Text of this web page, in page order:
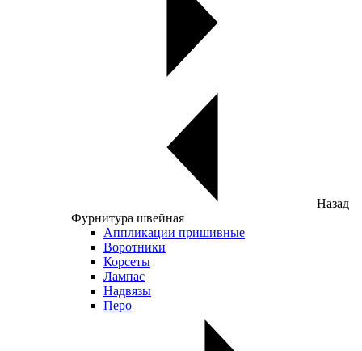
Назад
Фурнитура швейная
Аппликации пришивные
Воротники
Корсеты
Лампас
Надвязы
Перо